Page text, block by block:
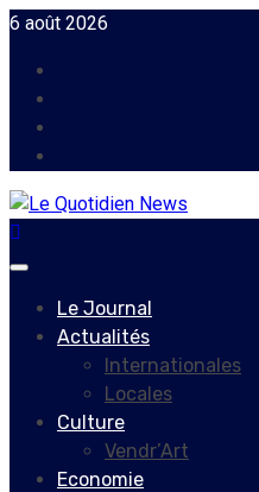
Skip
content
6 août 2026
Primary
Le Journal
Actualités
Internationales
Locales
Culture
Vendr’Art
Economie